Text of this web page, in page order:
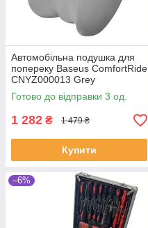
Автомобільна подушка для
попереку Baseus ComfortRide
CNYZ000013 Grey
(SH020298)
Готово до відправки 3 од.
1 282 ₴ 1 479 ₴
Купити
–6%